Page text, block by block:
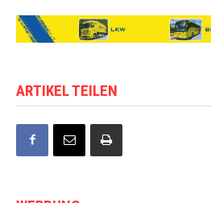
ARTIKEL TEILEN